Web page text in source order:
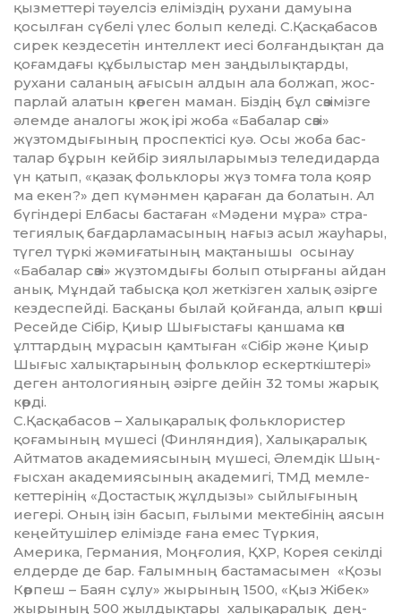
қызметтері тәуелсіз еліміздің рухани дамуына
қосылған сүбелі үлес болып келеді. С.Қасқабасов
си­рек кездесетін интеллект иесі болғандықтан да
қоғамдағы құбылыстар мен заңдылықтарды,
рухани саланың ағысын алдын ала болжап, жос­
парлай алатын көреген маман. Біздің бұл сөзі­міз­ге
әлемде аналогы жоқ ірі жоба «Бабалар сөзі»
жүзтомдығының проспектісі куә. Осы жоба бас­
талар бұрын кейбір зиялыларымыз теледидарда
үн қатып, «қазақ фольклоры жүз томға тола қояр
ма екен?» деп күмәнмен қараған да болатын. Ал
бүгіндері Елбасы бастаған «Мәдени мұра» стра­
тегиялық бағдарламасының нағыз асыл жауһары,
түгел түркі жәмиғатының мақтанышы осынау
«Бабалар сөзі» жүзтомдығы болып отырғаны айдан
анық. Мұндай табысқа қол жеткізген халық әзірге
кездеспейді. Басқаны былай қойғанда, алып көрші
Ресейде Сібір, Қиыр Шығыстағы қаншама көп
ұлттардың мұрасын қамтыған «Сібір және Қиыр
Шығыс халықтарының фольклор ескерткіштері»
деген антологияның әзірге дейін 32 томы жарық
көрді.
С.Қасқабасов – Халықаралық фольклористер
қоғамының мүшесі (Финляндия), Халықаралық
Айтматов академиясының мүшесі, Әлемдік Шың­
ғыс­хан академиясының академигі, ТМД мемле­
кет­терінің «Достастық жұлдызы» сыйлығы­ның
иегері. Оның ізін басып, ғылыми мектебінің аясын
кеңейтушілер елімізде ғана емес Түркия,
Америка, Германия, Моңғолия, ҚХР, Корея секілді
елдерде де бар. Ғалымның бастамасымен «Қозы
Көрпеш – Баян сұлу» жырының 1500, «Қыз Жібек»
жырының 500 жылдықтары халықаралық дең­